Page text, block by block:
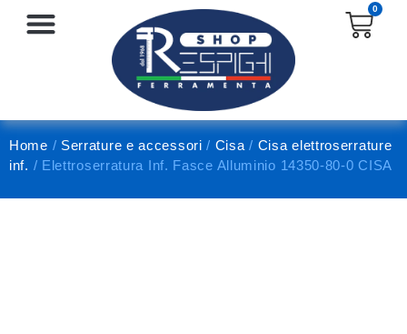
0
Home / Serrature e accessori / Cisa / Cisa elettroserrature
inf. / Elettroserratura Inf. Fasce Alluminio 14350-80-0 CISA